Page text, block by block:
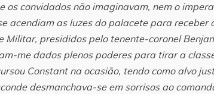
os convidados não imaginavam, nem o
acendiam as luzes do palacete para receber
Militar, presididos pelo tenente-coronel
me dados plenos poderes para tirar a
Constant na ocasião, tendo como alvo
desmanchava-se em sorrisos ao